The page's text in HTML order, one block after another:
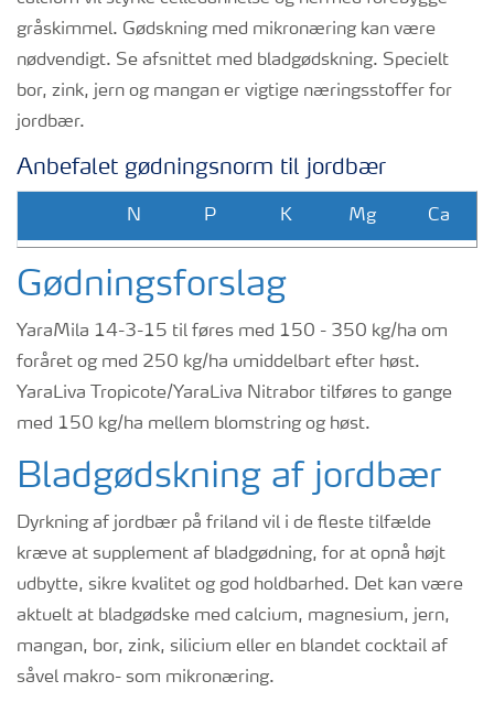
gråskimmel. Gødskning med mikronæring kan være
nødvendigt. Se afsnittet med bladgødskning. Specielt
bor, zink, jern og mangan er vigtige næringsstoffer for
jordbær.
Anbefalet gødningsnorm til jordbær
N P K Mg Ca
80
20
120
Gødningsforslag
YaraMila 14-3-15 til føres med 150 - 350 kg/ha om
foråret og med 250 kg/ha umiddelbart efter høst.
YaraLiva Tropicote/YaraLiva Nitrabor tilføres to gange
med 150 kg/ha mellem blomstring og høst.
Bladgødskning af jordbær
Dyrkning af jordbær på friland vil i de fleste tilfælde
kræve at supplement af bladgødning, for at opnå højt
udbytte, sikre kvalitet og god holdbarhed. Det kan være
aktuelt at bladgødske med calcium, magnesium, jern,
mangan, bor, zink, silicium eller en blandet cocktail af
såvel makro- som mikronæring.